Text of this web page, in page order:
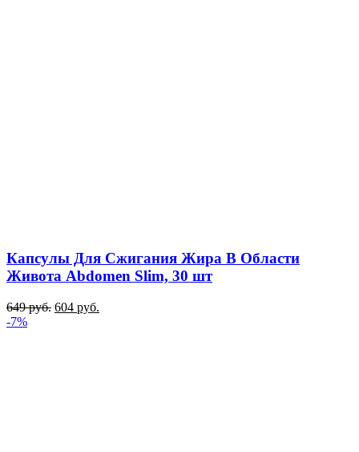
Капсулы Для Сжигания Жира В Области
Живота Abdomen Slim, 30 шт
649руб. 604 руб.
-7%